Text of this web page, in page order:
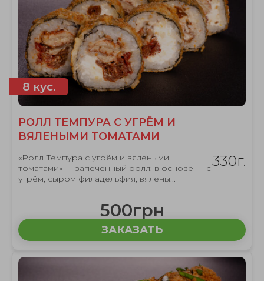
8 кус.
РОЛЛ ТЕМПУРА С УГРЁМ И
ВЯЛЕНЫМИ ТОМАТАМИ
«Ролл Темпура с угрём и вялеными
томатами» — запечённый ролл; в основе — с
угрём, сыром филадельфия, вялены...
330г.
500грн
ЗАКАЗАТЬ